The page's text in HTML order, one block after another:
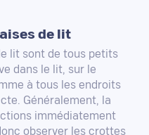
de lit
lit sont de tous petits
dans le lit, sur le
à tous les endroits
Généralement, la
immédiatement
observer les crottes